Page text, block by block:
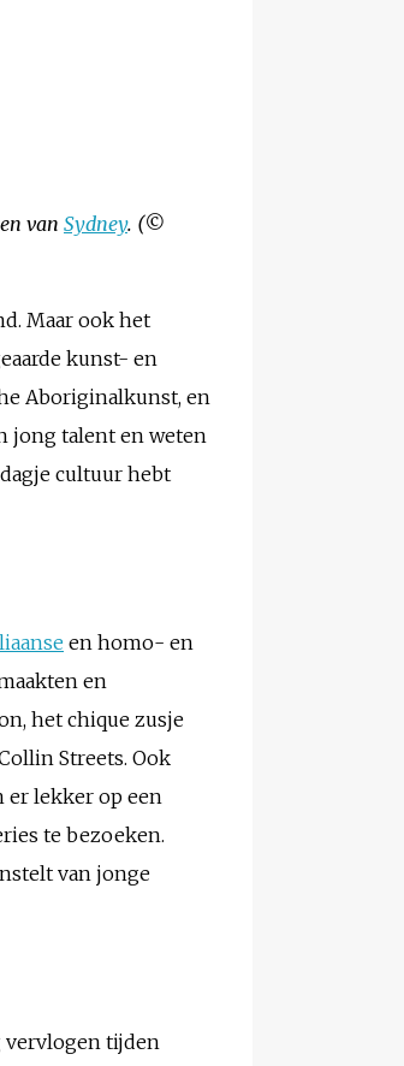
van Sydney. (©
Maar ook het
kunst- en
Aboriginalkunst, en
jong talent en weten
cultuur hebt
en homo- en
en
het chique zusje
Streets. Ook
er lekker op een
te bezoeken.
van jonge
vervlogen tijden